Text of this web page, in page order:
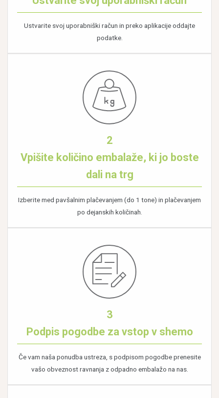
Ustvarite svoj uporabniški račun in preko aplikacije oddajte
podatke.
2
Vpišite količino embalaže, ki jo boste
dali na trg
Izberite med pavšalnim plačevanjem (do 1 tone) in plačevanjem
po dejanskih količinah.
3
Podpis pogodbe za vstop v shemo
Če vam naša ponudba ustreza, s podpisom pogodbe prenesite
vašo obveznost ravnanja z odpadno embalažo na nas.